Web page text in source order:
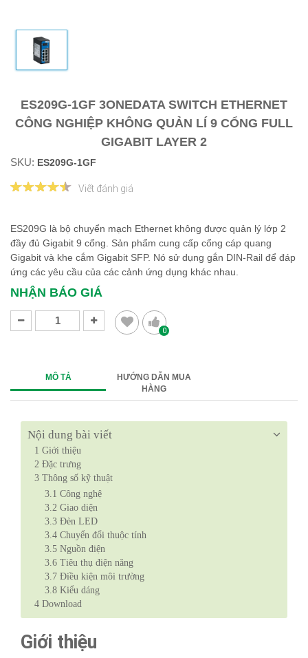
ES209G-1GF 3ONEDATA SWITCH ETHERNET
CÔNG NGHIỆP KHÔNG QUẢN LÍ 9 CỔNG FULL
GIGABIT LAYER 2
SKU: ES209G-1GF
Viết đánh giá
ES209G là bộ chuyển mạch Ethernet không được quản lý lớp 2
đầy đủ Gigabit 9 cổng. Sản phẩm cung cấp cổng cáp quang
Gigabit và khe cắm Gigabit SFP. Nó sử dụng gắn DIN-Rail để đáp
ứng các yêu cầu của các cảnh ứng dụng khác nhau. ​​​​​
NHẬN BÁO GIÁ
0
MÔ TẢ
HƯỚNG DẪN MUA
HÀNG
Nội dung bài viết
1 Giới thiệu
2 Đặc trưng
3 Thông số kỹ thuật
3.1 Công nghệ
3.2 Giao diện
3.3 Đèn LED
3.4 Chuyển đổi thuộc tính
3.5 Nguồn điện
3.6 Tiêu thụ điện năng
3.7 Điều kiện môi trường
3.8 Kiểu dáng
4 Download
Giới thiệu